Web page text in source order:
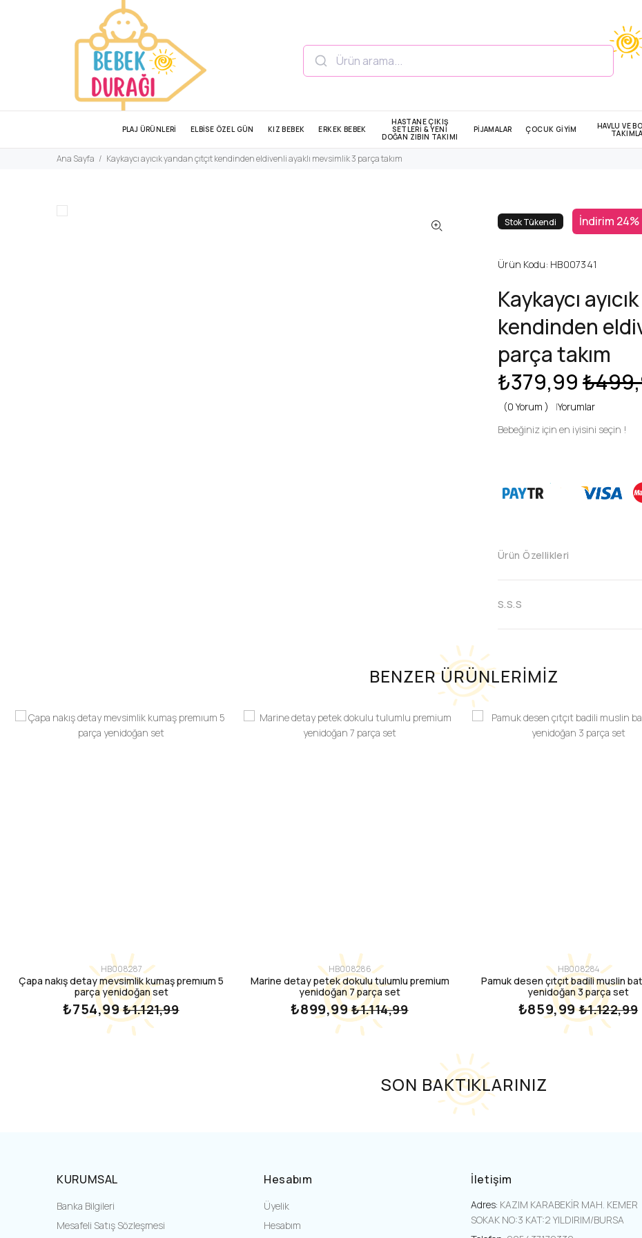
PLAJ ÜRÜNLERİ ELBİSE ÖZEL GÜN KIZ BEBEK ERKEK BEBEK
HASTANE ÇIKIŞ
SETLERİ & YENİ
DOĞAN ZIBIN TAKIMI
PİJAMALAR ÇOCUK GİYİM HAVLU VE
Ana Sayfa Kaykaycı ayıcık yandan çıtçıt kendinden eldivenli ayaklı mevsimlik 3 parça takım
Stok Tükendi İndirim 24%
Ürün Kodu: HB007341
Kaykaycı
kendinden
parça takım
₺379,99
(0 Yorum ) |Yorumlar
Bebeğiniz için en iyisini seçin !
Ürün Özellikleri
S.S.S
BENZER ÜRÜNLERİMİZ
HB008287
Çapa nakış detay mevsimlik kumaş premıum 5
parça yenidoğan set
₺754,99₺1.121,99
HB008286
Marine detay petek dokulu tulumlu premium
yenidoğan 7 parça set
₺899,99₺1.114,99
HB008284
Pamuk desen çıtçıt badili muslin
yenidoğan 3 parça set
₺859,99₺1.122,99
SON BAKTIKLARINIZ
KURUMSAL
Banka Bilgileri
Mesafeli Satış Sözleşmesi
Hesabım
Üyelik
Hesabım
İletişim
Adres: KAZIM KARABEKİR MAH. KEMER
SOKAK NO:3 KAT:2 YILDIRIM/BURSA